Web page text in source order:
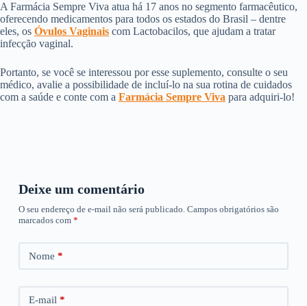
A Farmácia Sempre Viva atua há 17 anos no segmento farmacêutico,
oferecendo medicamentos para todos os estados do Brasil – dentre
eles, os Óvulos Vaginais com Lactobacilos, que ajudam a tratar
infecção vaginal.
Portanto, se você se interessou por esse suplemento, consulte o seu
médico, avalie a possibilidade de incluí-lo na sua rotina de cuidados
com a saúde e conte com a Farmácia Sempre Viva para adquiri-lo!
Deixe um comentário
O seu endereço de e-mail não será publicado. Campos obrigatórios são
marcados com *
Nome *
E-mail *